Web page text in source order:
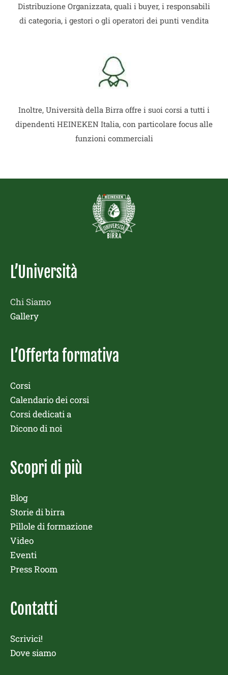
Distribuzione Organizzata, quali i buyer, i responsabili
di categoria, i gestori o gli operatori dei punti vendita
Inoltre, Università della Birra offre i suoi corsi a tutti i
dipendenti HEINEKEN Italia, con particolare focus alle
funzioni commerciali
L’Università
Chi Siamo
Gallery
L’Offerta formativa
Corsi
Calendario dei corsi
Corsi dedicati a
Dicono di noi
Scopri di più
Blog
Storie di birra
Pillole di formazione
Video
Eventi
Press Room
Contatti
Scrivici!
Dove siamo